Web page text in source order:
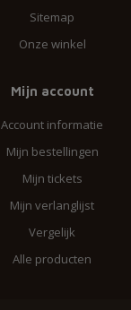
Sitemap
Onze winkel
Mijn account
Account informatie
Mijn bestellingen
Mijn tickets
Mijn verlanglijst
Vergelijk
Alle producten